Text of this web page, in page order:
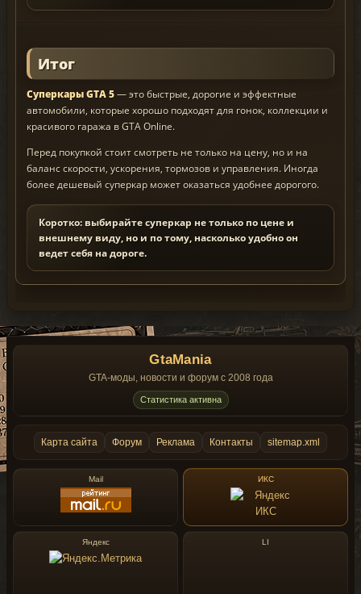
Итог
Суперкары GTA 5— это быстрые, дорогие и эффектные
автомобили, которые хорошо подходят для гонок, коллекции и
красивого гаража в GTA Online.
Перед покупкой стоит смотреть не только на цену, но и на
баланс скорости, ускорения, тормозов и управления. Иногда
более дешевый суперкар может оказаться удобнее дорогого.
Коротко: выбирайте суперкар не только по цене и
внешнему виду, но и по тому, насколько удобно он
ведет себя на дороге.
GtaMania
GTA-моды, новости и форум с 2008 года
Статистика активна
Карта сайта Форум Реклама Контакты sitemap.xml
Mail ИКС
Яндекс LI